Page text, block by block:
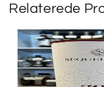
Relaterede